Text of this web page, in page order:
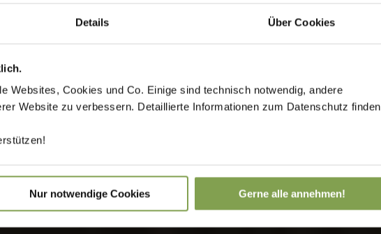
Details Über Cookies
Websites, Cookies und Co. Einige sind technisch notwendig, andere
Website zu verbessern. Detaillierte Informationen zum Datenschutz finden
Nur notwendige Cookies Gerne alle annehmen!